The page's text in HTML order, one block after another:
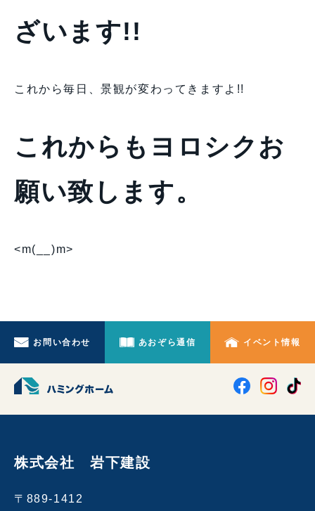
ざいます!!
これから毎日、景観が変わってきますよ!!
これからもヨロシクお
願い致します。
<m(__)m>
お問い合わせ あおぞら通信 イベント情報
株式会社 岩下建設
〒889-1412